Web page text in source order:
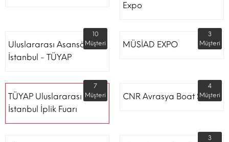
Expo
Uluslararası Asansör
İstanbul - TÜYAP
10
Müşteri
MÜSİAD EXPO
3
Müşteri
TÜYAP Uluslararası
İstanbul İplik Fuarı
7
Müşteri
CNR Avrasya Boat Show
4
Müşteri
3